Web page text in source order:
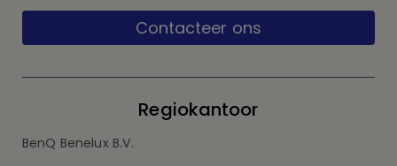
Contacteer ons
Regiokantoor
BenQ Benelux B.V.